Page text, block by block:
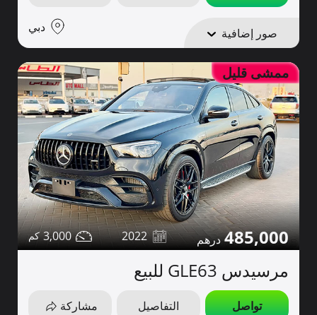
صور إضافية دبي
ممشى قليل
485,000
2022
3,000
مرسيدس GLE63 للبيع
تواصل التفاصيل مشاركة